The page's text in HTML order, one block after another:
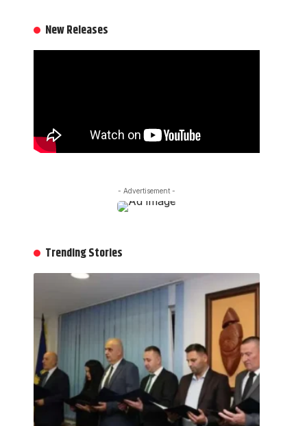
New Releases
- Advertisement -
Trending Stories